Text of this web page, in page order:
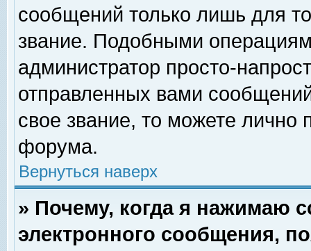
сообщений только лишь для
звание. Подобными
администратор просто-
отправленных вами
свое звание, то можете лично
форума.
Вернуться наверх
» Почему, когда я нажимаю
электронного сообщения,